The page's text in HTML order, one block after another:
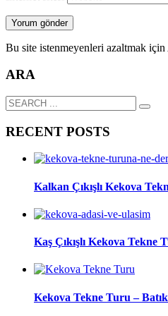
Bu site istenmeyenleri azaltmak için
ARA
RECENT POSTS
Kalkan Çıkışlı Kekova
Kaş Çıkışlı Kekova
Kekova Tekne Turu –